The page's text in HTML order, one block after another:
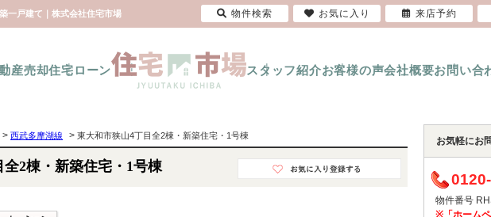
一戸建て｜株式会社住宅市場
産売却住宅ローン スタッフ紹介お客様の声会社概要お問い合
> 西武多摩湖線 > 東大和市狭山4丁目全2棟・新築住宅・1号棟
2棟・新築住宅・1号棟
お気軽にお
物件番号
※「ホームペ
物件検索 お気に入り 来店予約